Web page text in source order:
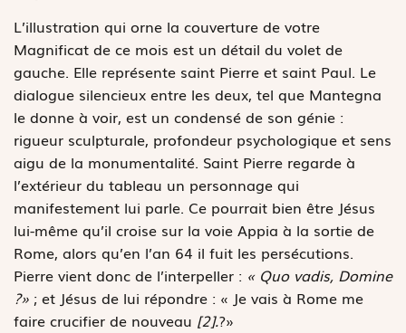
L’illustration qui orne la couverture de votre
Magnificat de ce mois est un détail du volet de
gauche. Elle représente saint Pierre et saint Paul. Le
dialogue silencieux entre les deux, tel que Mantegna
le donne à voir, est un condensé de son génie :
rigueur sculpturale, profondeur psychologique et sens
aigu de la monumentalité. Saint Pierre regarde à
l’extérieur du tableau un personnage qui
manifestement lui parle. Ce pourrait bien être Jésus
lui-même qu’il croise sur la voie Appia à la sortie de
Rome, alors qu’en l’an 64 il fuit les persécutions.
Pierre vient donc de l’interpeller : « Quo vadis, Domine
?» ; et Jésus de lui répondre : « Je vais à Rome me
faire crucifier de nouveau [2].?»